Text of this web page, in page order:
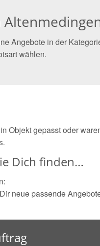
Angebote in der
wählen.
Objekt gepasst oder
Dich finden…
neue passende